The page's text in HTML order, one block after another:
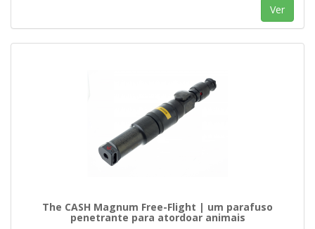
Ver
The CASH Magnum Free-Flight | um parafuso
penetrante para atordoar animais